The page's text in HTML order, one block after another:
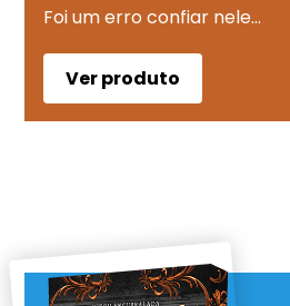
Foi um erro confiar nele…
Ver produto